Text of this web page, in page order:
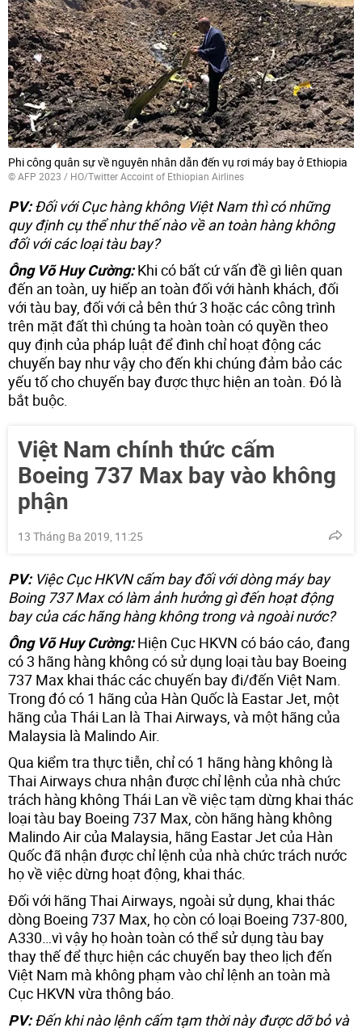
Phi công quân sự về nguyên nhân dẫn đến vụ rơi máy bay ở Ethiopia
© AFP 2023 / HO/Twitter Accoint of Ethiopian Airlines
PV:Đối với Cục hàng không Việt Nam thì có những
quy định cụ thể như thế nào về an toàn hàng không
đối với các loại tàu bay?
Ông Võ Huy Cường:Khi có bất cứ vấn đề gì liên quan
đến an toàn, uy hiếp an toàn đối với hành khách, đối
với tàu bay, đối với cả bên thứ 3 hoặc các công trình
trên mặt đất thì chúng ta hoàn toàn có quyền theo
quy định của pháp luật để đình chỉ hoạt động các
chuyến bay như vậy cho đến khi chúng đảm bảo các
yếu tố cho chuyến bay được thực hiện an toàn. Đó là
bắt buộc.
Việt Nam chính thức cấm
Boeing 737 Max bay vào không
phận
13 Tháng Ba 2019, 11:25
PV:Việc Cục HKVN cấm bay đối với dòng máy bay
Boing 737 Max có làm ảnh hưởng gì đến hoạt động
bay của các hãng hàng không trong và ngoài nước?
Ông Võ Huy Cường:Hiện Cục HKVN có báo cáo, đang
có 3 hãng hàng không có sử dụng loại tàu bay Boeing
737 Max khai thác các chuyến bay đi/đến Việt Nam.
Trong đó có 1 hãng của Hàn Quốc là Eastar Jet, một
hãng của Thái Lan là Thai Airways, và một hãng của
Malaysia là Malindo Air.
Qua kiểm tra thực tiễn, chỉ có 1 hãng hàng không là
Thai Airways chưa nhận được chỉ lệnh của nhà chức
trách hàng không Thái Lan về việc tạm dừng khai thác
loại tàu bay Boeing 737 Max, còn hãng hàng không
Malindo Air của Malaysia, hãng Eastar Jet của Hàn
Quốc đã nhận được chỉ lệnh của nhà chức trách nước
họ về việc dừng hoạt động, khai thác.
Đối với hãng Thai Airways, ngoài sử dụng, khai thác
dòng Boeing 737 Max, họ còn có loại Boeing 737-800,
A330…vì vậy họ hoàn toàn có thể sử dụng tàu bay
thay thế để thực hiện các chuyến bay theo lịch đến
Việt Nam mà không phạm vào chỉ lệnh an toàn mà
Cục HKVN vừa thông báo.
PV:Đến khi nào lệnh cấm tạm thời này được dỡ bỏ và